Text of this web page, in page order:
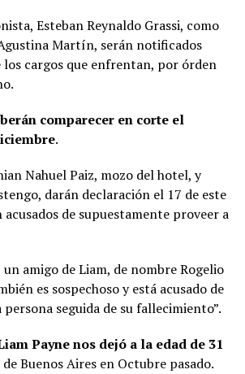
Esteban Reynaldo Grassi, como
Martín, serán notificados
cargos que enfrentan, por órden
comparecer en corte el
.
Nahuel Paiz, mozo del hotel, y
darán declaración el 17 de este
acusados de supuestamente proveer a
amigo de Liam, de nombre Rogelio
es sospechoso y está acusado de
seguida de su fallecimiento”.
Payne nos dejó a la edad de 31
Buenos Aires en Octubre pasado.